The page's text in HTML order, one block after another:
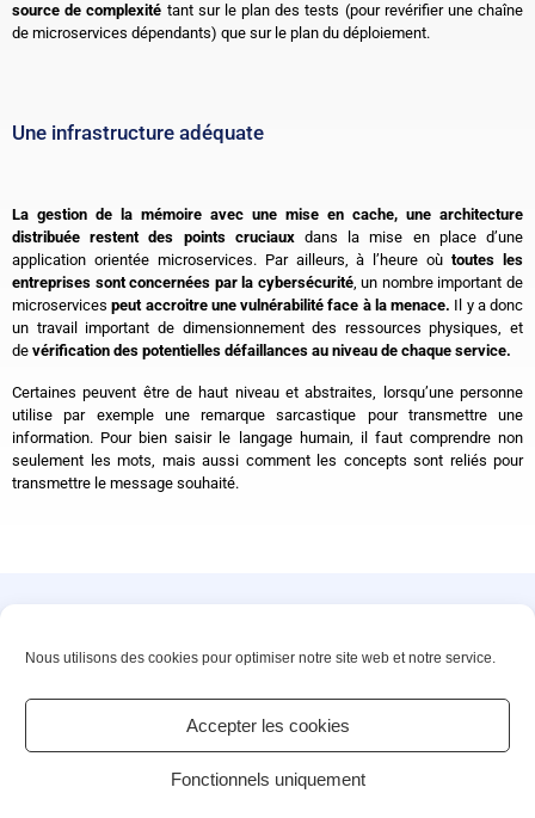
Nous utilisons des cookies pour optimiser notre site web et notre service.
Accepter les cookies
Fonctionnels uniquement
source de complexité tant sur le plan des tests (pour revérifier une chaîne
de microservices dépendants) que sur le plan du déploiement.
Une infrastructure adéquate
La gestion de la mémoire avec une mise en cache, une architecture
distribuée restent des points cruciauxdans la mise en place d’une
application orientée microservices. Par ailleurs, à l’heure oùtoutes les
entreprises sont concernées par la cybersécurité, un nombre important de
microservicespeut accroitre une vulnérabilité face à la menace. Il y a donc
un travail important de dimensionnement des ressources physiques, et
de vérification des potentielles défaillances au niveau de chaque service.
Certaines peuvent être de haut niveau et abstraites, lorsqu’une personne
utilise par exemple une remarque sarcastique pour transmettre une
information. Pour bien saisir le langage humain, il faut comprendre non
seulement les mots, mais aussi comment les concepts sont reliés pour
transmettre le message souhaité.
Actualités